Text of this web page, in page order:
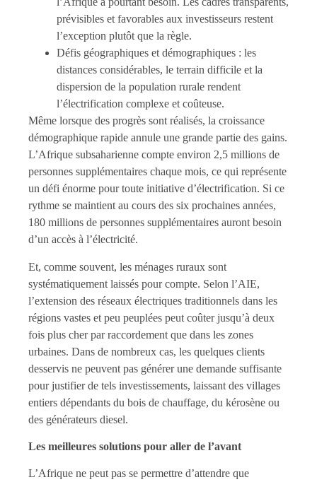
prévisibles et favorables aux investisseurs restent
l’exception plutôt que la règle.
Défis géographiques et démographiques : les
distances considérables, le terrain difficile et la
dispersion de la population rurale rendent
l’électrification complexe et coûteuse.
Même lorsque des progrès sont réalisés, la croissance
démographique rapide annule une grande partie des gains.
L’Afrique subsaharienne compte environ 2,5 millions de
personnes supplémentaires chaque mois, ce qui représente
un défi énorme pour toute initiative d’électrification. Si ce
rythme se maintient au cours des six prochaines années,
180 millions de personnes supplémentaires auront besoin
d’un accès à l’électricité.
Et, comme souvent, les ménages ruraux sont
systématiquement laissés pour compte. Selon l’AIE,
l’extension des réseaux électriques traditionnels dans les
régions vastes et peu peuplées peut coûter jusqu’à deux
fois plus cher par raccordement que dans les zones
urbaines. Dans de nombreux cas, les quelques clients
desservis ne peuvent pas générer une demande suffisante
pour justifier de tels investissements, laissant des villages
entiers dépendants du bois de chauffage, du kérosène ou
des générateurs diesel.
Les meilleures solutions pour aller de l’avant
L’Afrique ne peut pas se permettre d’attendre que